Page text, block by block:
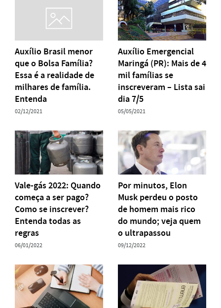
Auxílio Brasil menor
que o Bolsa Família?
Essa é a realidade de
milhares de família.
Entenda
02/12/2021
Auxílio Emergencial
Maringá (PR): Mais de 4
mil famílias se
inscreveram – Lista sai
dia 7/5
05/05/2021
Vale-gás 2022: Quando
começa a ser pago?
Como se inscrever?
Entenda todas as
regras
06/01/2022
Por minutos, Elon
Musk perdeu o posto
de homem mais rico
do mundo; veja quem
o ultrapassou
09/12/2022